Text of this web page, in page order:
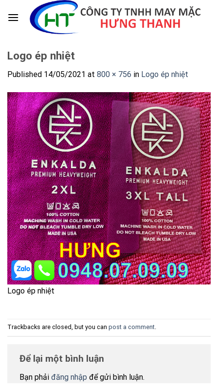
Logo ép nhiệt
Published 14/05/2021 at 800 × 756 in Logo ép nhiệt
Logo ép nhiệt
Trackbacks are closed, but you can post a comment.
Để lại một bình luận
Bạn phải đăng nhập để gửi bình luận.